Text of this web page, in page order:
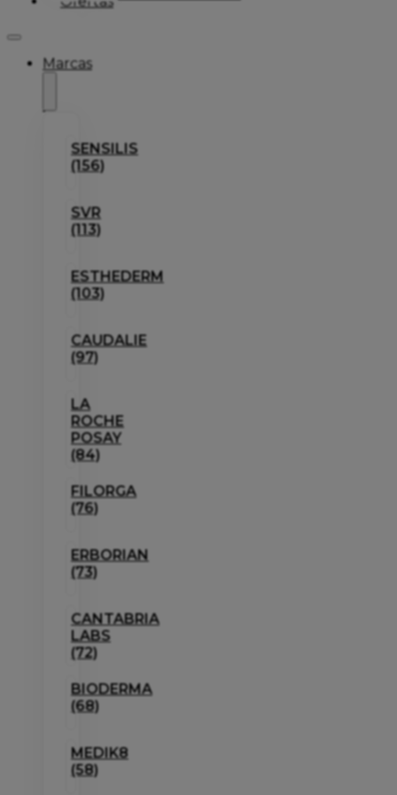
Marcas
SENSILIS
(156)
SVR
(113)
ESTHEDERM
(103)
CAUDALIE
(97)
LA
ROCHE
POSAY
(84)
FILORGA
(76)
ERBORIAN
(73)
CANTABRIA
LABS
(72)
BIODERMA
(68)
MEDIK8
(58)